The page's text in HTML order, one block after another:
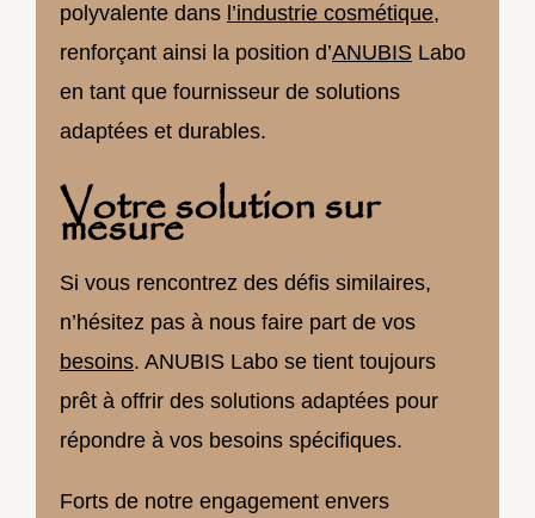
polyvalente dans l’industrie cosmétique,
renforçant ainsi la position d’ANUBIS Labo
en tant que fournisseur de solutions
adaptées et durables.
Votre solution sur
mesure
Si vous rencontrez des défis similaires,
n’hésitez pas à nous faire part de vos
besoins. ANUBIS Labo se tient toujours
prêt à offrir des solutions adaptées pour
répondre à vos besoins spécifiques.
Forts de notre engagement envers